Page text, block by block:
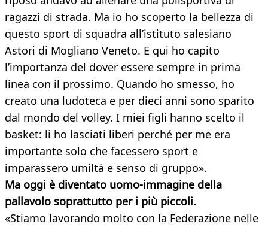
ragazzi di strada. Ma io ho scoperto la bellezza di
questo sport di squadra all’istituto salesiano
Astori di Mogliano Veneto. E qui ho capito
l’importanza del dover essere sempre in prima
linea con il prossimo. Quando ho smesso, ho
creato una ludoteca e per dieci anni sono sparito
dal mondo del volley. I miei figli hanno scelto il
basket: li ho lasciati liberi perché per me era
importante solo che facessero sport e
imparassero umiltà e senso di gruppo».
Ma oggi è diventato uomo-immagine della
pallavolo soprattutto per i più piccoli.
«Stiamo lavorando molto con la Federazione nelle